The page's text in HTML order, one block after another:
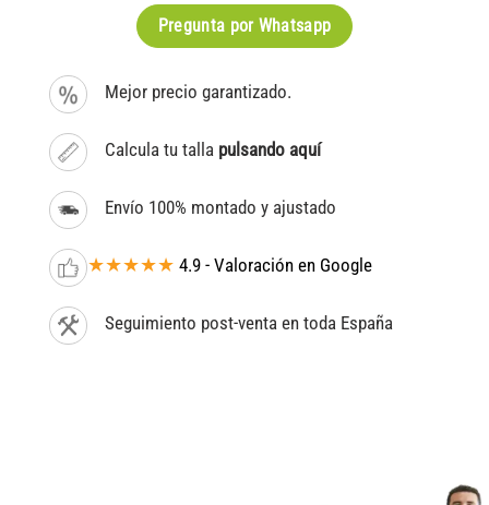
Pregunta por Whatsapp
Mejor precio garantizado.
Calcula tu talla pulsando aquí
Envío 100% montado y ajustado
★★★★★ 4.9 - Valoración en Google
Seguimiento post-venta en toda España